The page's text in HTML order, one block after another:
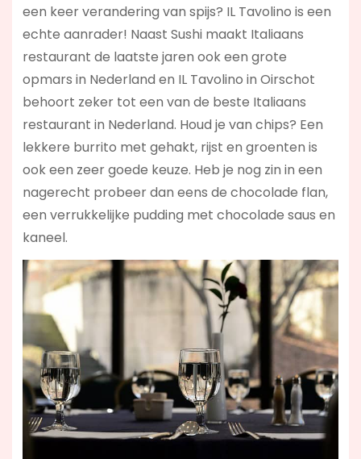
een keer verandering van spijs? IL Tavolino is een
echte aanrader! Naast Sushi maakt Italiaans
restaurant de laatste jaren ook een grote
opmars in Nederland en IL Tavolino in Oirschot
behoort zeker tot een van de beste Italiaans
restaurant in Nederland. Houd je van chips? Een
lekkere burrito met gehakt, rijst en groenten is
ook een zeer goede keuze. Heb je nog zin in een
nagerecht probeer dan eens de chocolade flan,
een verrukkelijke pudding met chocolade saus en
kaneel.